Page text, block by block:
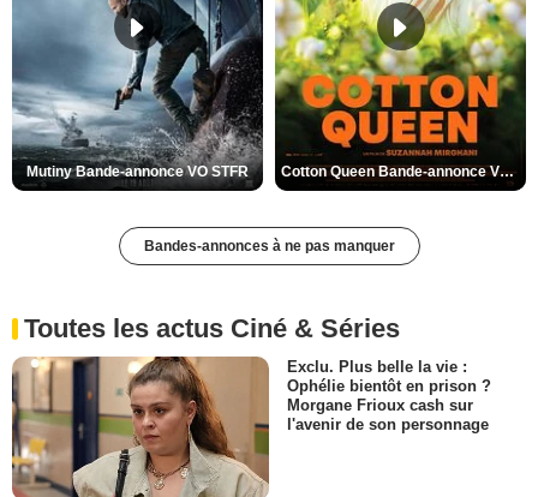
Mutiny Bande-annonce VO STFR Cotton Queen Bande-annonce VO STFR
Bandes-annonces à ne pas manquer
Toutes les actus Ciné & Séries
Exclu. Plus belle la vie :
Ophélie bientôt en prison ?
Morgane Frioux cash sur
l'avenir de son personnage